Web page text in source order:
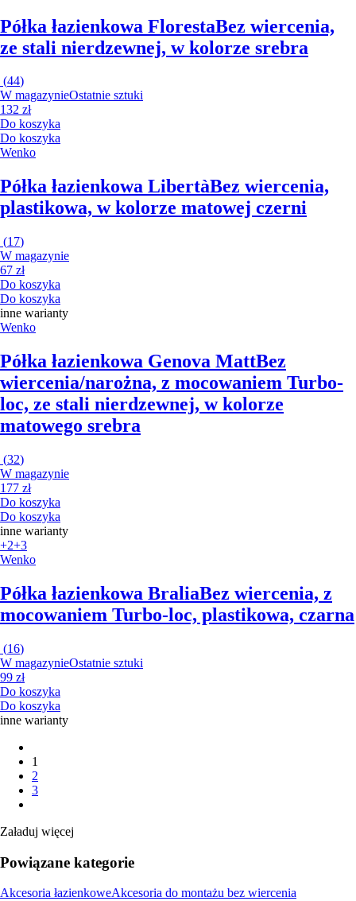
Półka łazienkowa FlorestaBez wiercenia,
ze stali nierdzewnej, w kolorze srebra
(44)
W magazynieOstatnie sztuki
132 zł
Do koszyka
Do koszyka
Wenko
Półka łazienkowa LibertàBez wiercenia,
plastikowa, w kolorze matowej czerni
(17)
W magazynie
67 zł
Do koszyka
Do koszyka
inne warianty
Wenko
Półka łazienkowa Genova MattBez
wiercenia/narożna, z mocowaniem Turbo-
loc, ze stali nierdzewnej, w kolorze
matowego srebra
(32)
W magazynie
177 zł
Do koszyka
Do koszyka
inne warianty
+2+3
Wenko
Półka łazienkowa BraliaBez wiercenia, z
mocowaniem Turbo-loc, plastikowa, czarna
(16)
W magazynieOstatnie sztuki
99 zł
Do koszyka
Do koszyka
inne warianty
1
2
3
Załaduj więcej
Powiązane kategorie
Akcesoria łazienkoweAkcesoria do montażu bez wiercenia